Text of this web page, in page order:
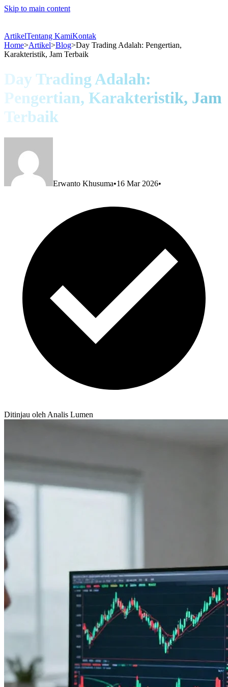
Skip to main content
ArtikelTentang KamiKontak
Home>Artikel>Blog>Day Trading Adalah: Pengertian,
Karakteristik, Jam Terbaik
Day Trading Adalah:
Pengertian, Karakteristik, Jam
Terbaik
Erwanto Khusuma•16 Mar 2026•
Ditinjau oleh Analis Lumen